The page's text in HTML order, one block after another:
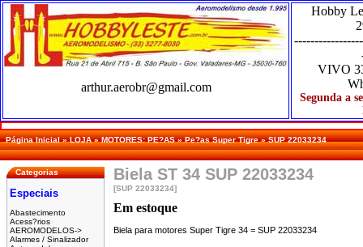
arthur.aerobr@gmail.com
Hobby
VIVO
Segunda a
Página Inicial»LOJA»MOTORES: PE?AS»Pe?as Super Tigre»SUP 22033234
Categorias
Especiais
Abastecimento
Acess?rios
AEROMODELOS->
Alarmes / Sinalizador
Biela ST 34 SUP 22033234
[SUP 22033234]
Em estoque
Biela para motores Super Tigre 34 = SUP 22033234